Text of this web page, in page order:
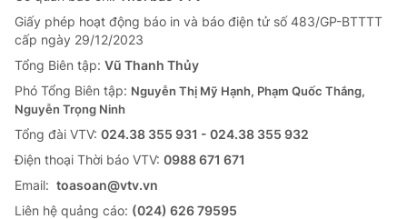
Giấy phép hoạt động báo in và báo điện tử số 483/GP-BTTTT
cấp ngày 29/12/2023
Tổng Biên tập: Vũ Thanh Thủy
Phó Tổng Biên tập: Nguyễn Thị Mỹ Hạnh, Phạm Quốc Thắng,
Nguyễn Trọng Ninh
Tổng đài VTV: 024.38 355 931 - 024.38 355 932
Ðiện thoại Thời báo VTV: 0988 671 671
Email: toasoan@vtv.vn
Liên hệ quảng cáo: (024) 626 79595